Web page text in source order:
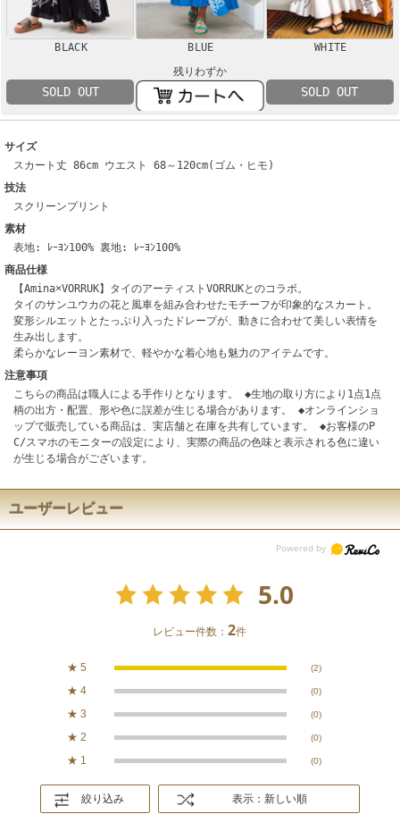
BLACK
SOLD OUT
BLUE
残りわずか
WHITE
SOLD OUT
サイズ
スカート丈 86cm ウエスト 68～120cm(ゴム・ヒモ)
技法
スクリーンプリント
素材
表地: ﾚｰﾖﾝ100% 裏地: ﾚｰﾖﾝ100%
商品仕様
【Amina×VORRUK】タイのアーティストVORRUKとのコラボ。
タイのサンユウカの花と風車を組み合わせたモチーフが印象的なスカート。
変形シルエットとたっぷり入ったドレープが、動きに合わせて美しい表情を
生み出します。
柔らかなレーヨン素材で、軽やかな着心地も魅力のアイテムです。
注意事項
こちらの商品は職人による手作りとなります。 ◆生地の取り方により1点1点
柄の出方・配置、形や色に誤差が生じる場合があります。 ◆オンラインショ
ップで販売している商品は、実店舗と在庫を共有しています。 ◆お客様のP
C/スマホのモニターの設定により、実際の商品の色味と表示される色に違い
が生じる場合がございます。
ユーザーレビュー
5.0
レビュー件数：2件
★ 5 (2)
★ 4 (0)
★ 3 (0)
★ 2 (0)
★ 1 (0)
絞り込み 表示：新しい順